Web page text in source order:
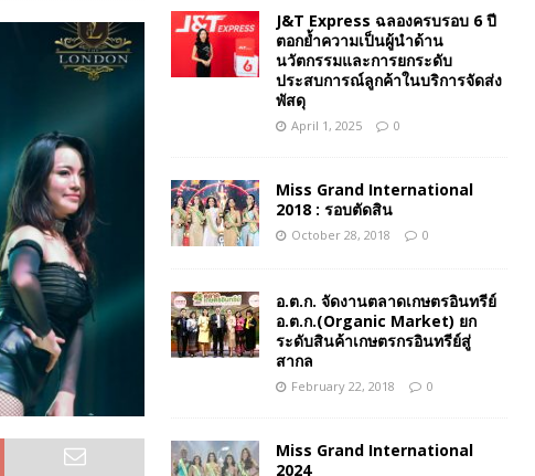
J&T Express ฉลองครบรอบ 6 ปี
ตอกย้ำความเป็นผู้นำด้าน
นวัตกรรมและการยกระดับ
ประสบการณ์ลูกค้าในบริการจัดส่ง
พัสดุ
April 1, 2025 0
Miss Grand International
2018 : รอบตัดสิน
October 28, 2018 0
อ.ต.ก. จัดงานตลาดเกษตรอินทรีย์
อ.ต.ก.(Organic Market) ยก
ระดับสินค้าเกษตรกรอินทรีย์สู่
สากล
February 22, 2018 0
Miss Grand International
2024